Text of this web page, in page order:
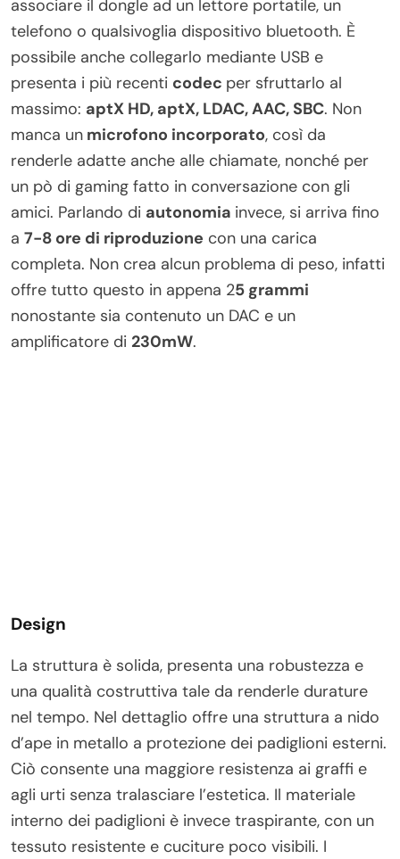
associare il dongle ad un lettore portatile, un
telefono o qualsivoglia dispositivo bluetooth. È
possibile anche collegarlo mediante USB e
presenta i più recenti codec per sfruttarlo al
massimo: aptX HD, aptX, LDAC, AAC, SBC. Non
manca un microfono incorporato, così da
renderle adatte anche alle chiamate, nonché per
un pò di gaming fatto in conversazione con gli
amici. Parlando di autonomia invece, si arriva fino
a 7-8 ore di riproduzione con una carica
completa. Non crea alcun problema di peso, infatti
offre tutto questo in appena 25 grammi
nonostante sia contenuto un DAC e un
amplificatore di 230mW.
Design
La struttura è solida, presenta una robustezza e
una qualità costruttiva tale da renderle durature
nel tempo. Nel dettaglio offre una struttura a nido
d’ape in metallo a protezione dei padiglioni esterni.
Ciò consente una maggiore resistenza ai graffi e
agli urti senza tralasciare l’estetica. Il materiale
interno dei padiglioni è invece traspirante, con un
tessuto resistente e cuciture poco visibili. I